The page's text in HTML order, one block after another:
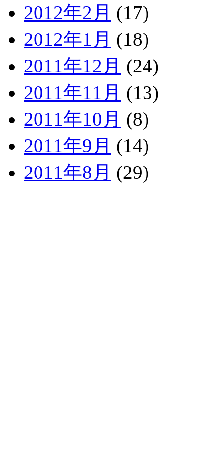
2012年2月 (17)
2012年1月 (18)
2011年12月 (24)
2011年11月 (13)
2011年10月 (8)
2011年9月 (14)
2011年8月 (29)